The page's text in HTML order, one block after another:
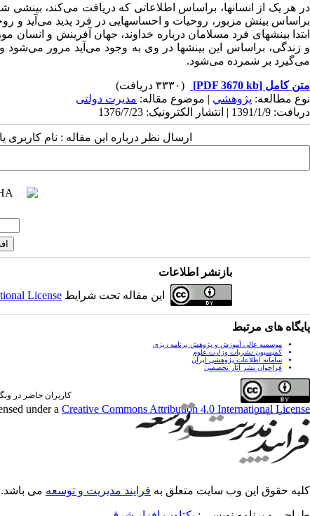
در هر یک از انسانها، براساس اطلاعاتی که دریافت می‌کند،
براساس بینش مزبور، روحیات و احساسهایی در فرد پدید می‌آید و
ابتدا بینشهای فرد مسلامان درباره خداوند، جهان آفرینش و
و زندگی، براساس این بینشها در وی به وجود می‌آید مرور
می‌گیرد بر شمرده می‌شود.
متن کامل [PDF 3670 kb]
(۳۳۳۰ دریافت)
نوع مطالعه: پژوهشي | موضوع مقاله: مدیرت دولتی
دریافت: 1391/1/9 | انتشار الکترونیک: 1376/7/23
ارسال نظر درباره این مقاله : نام کاربری
بازنشر اطلاعات
این مقاله تحت شرایط License
پایگاه های مرتبط
موسسه عالی آموزش و پژوهش برنامه ریزی
کمیسیون نشریات وزارت علوم
سامانه اطلاعات پژوهشی ایران
فراخوان نشر آثار تخصصی
under a Creative Commons Attribution 4.0 International License
کاربران حاضر در وبگاه: 0
کلیه حقوق این وب سایت متعلق به فرایند مدیریت و توسعه می باشد.